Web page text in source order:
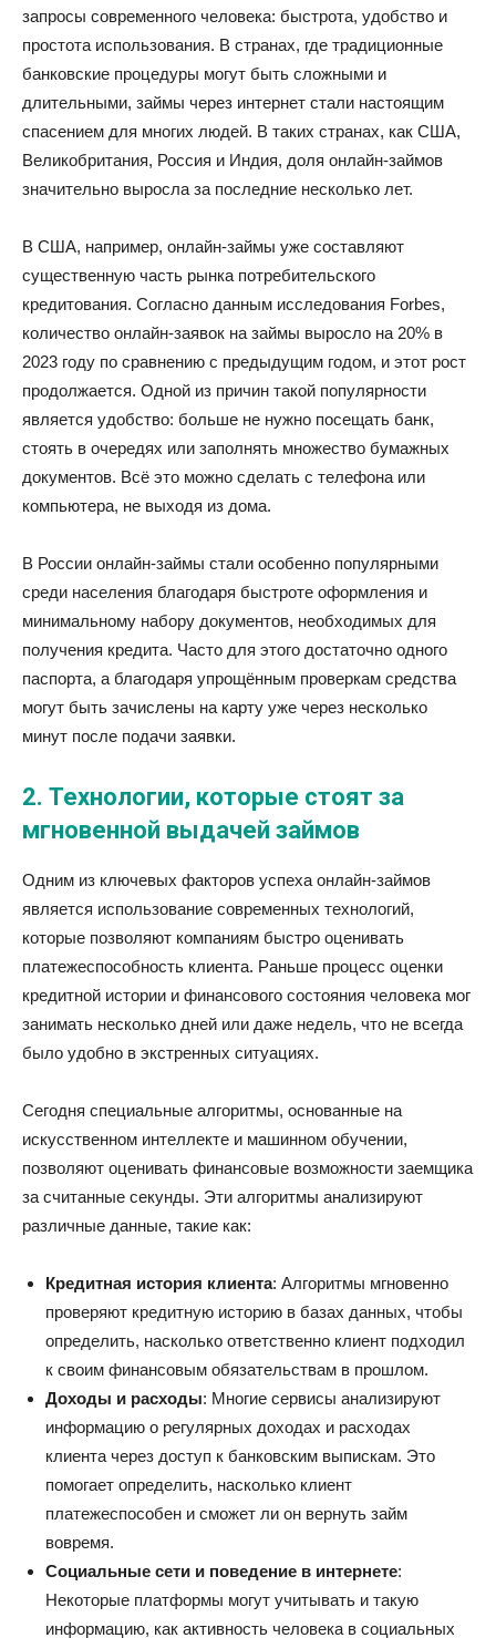
запросы современного человека: быстрота, удобство и
простота использования. В странах, где традиционные
банковские процедуры могут быть сложными и
длительными, займы через интернет стали настоящим
спасением для многих людей. В таких странах, как США,
Великобритания, Россия и Индия, доля онлайн-займов
значительно выросла за последние несколько лет.
В США, например, онлайн-займы уже составляют
существенную часть рынка потребительского
кредитования. Согласно данным исследования Forbes,
количество онлайн-заявок на займы выросло на 20% в
2023 году по сравнению с предыдущим годом, и этот рост
продолжается. Одной из причин такой популярности
является удобство: больше не нужно посещать банк,
стоять в очередях или заполнять множество бумажных
документов. Всё это можно сделать с телефона или
компьютера, не выходя из дома.
В России онлайн-займы стали особенно популярными
среди населения благодаря быстроте оформления и
минимальному набору документов, необходимых для
получения кредита. Часто для этого достаточно одного
паспорта, а благодаря упрощённым проверкам средства
могут быть зачислены на карту уже через несколько
минут после подачи заявки.
2. Технологии, которые стоят за
мгновенной выдачей займов
Одним из ключевых факторов успеха онлайн-займов
является использование современных технологий,
которые позволяют компаниям быстро оценивать
платежеспособность клиента. Раньше процесс оценки
кредитной истории и финансового состояния человека мог
занимать несколько дней или даже недель, что не всегда
было удобно в экстренных ситуациях.
Сегодня специальные алгоритмы, основанные на
искусственном интеллекте и машинном обучении,
позволяют оценивать финансовые возможности заемщика
за считанные секунды. Эти алгоритмы анализируют
различные данные, такие как:
Кредитная история клиента: Алгоритмы мгновенно
проверяют кредитную историю в базах данных, чтобы
определить, насколько ответственно клиент подходил
к своим финансовым обязательствам в прошлом.
Доходы и расходы: Многие сервисы анализируют
информацию о регулярных доходах и расходах
клиента через доступ к банковским выпискам. Это
помогает определить, насколько клиент
платежеспособен и сможет ли он вернуть займ
вовремя.
Социальные сети и поведение в интернете:
Некоторые платформы могут учитывать и такую
информацию, как активность человека в социальных